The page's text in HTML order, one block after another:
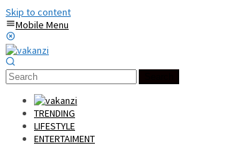
Skip to content
Mobile Menu
TRENDING
LIFESTYLE
ENTERTAIMENT